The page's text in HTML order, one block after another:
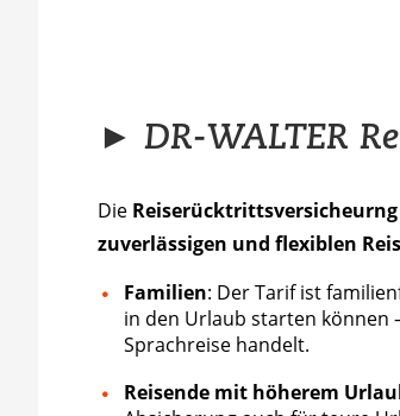
► DR-WALTER
Die Reiserücktrittsversicheurng
zuverlässigen und flexiblen
Familien: Der Tarif ist
in den Urlaub starten können
Sprachreise handelt.
Reisende mit höherem